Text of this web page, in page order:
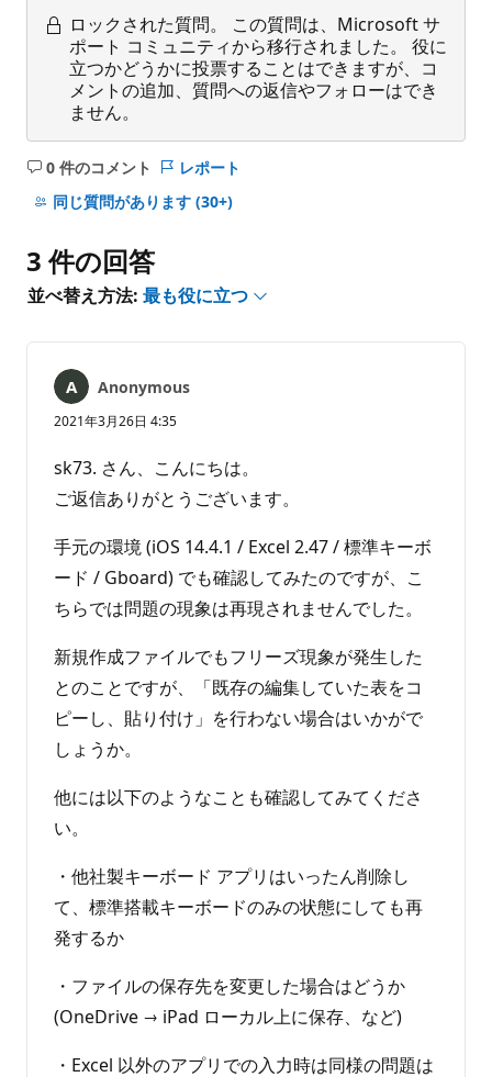
ロックされた質問。
この質問は、Microsoft サ
ポート コミュニティから移行されました。 役に
立つかどうかに投票することはできますが、コ
メントの追加、質問への返信やフォローはでき
ません。
0 件のコメント
コ
メ
は
あ
ま
ん
レポート
同じ質問があります (30+)
3 件の回答
並べ替え方法: 最も役に立つ
Anonymous
2021年3月26日 4:35
sk73. さん、こんにちは。
ご返信ありがとうございます。
手元の環境 (iOS 14.4.1 / Excel 2.47 / 標準キーボ
ード / Gboard) でも確認してみたのですが、こ
ちらでは問題の現象は再現されませんでした。
新規作成ファイルでもフリーズ現象が発生した
とのことですが、「既存の編集していた表をコ
ピーし、貼り付け」を行わない場合はいかがで
しょうか。
他には以下のようなことも確認してみてくださ
い。
・他社製キーボード アプリはいったん削除し
て、標準搭載キーボードのみの状態にしても再
発するか
・ファイルの保存先を変更した場合はどうか
(OneDrive → iPad ローカル上に保存、など)
・Excel 以外のアプリでの入力時は同様の問題は